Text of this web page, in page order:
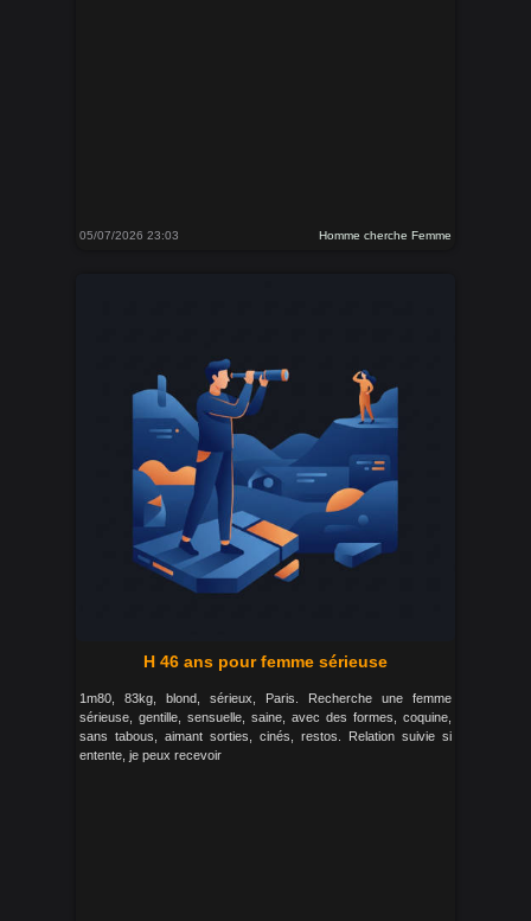
05/07/2026 23:03 Homme cherche Femme
H 46 ans pour femme sérieuse
1m80, 83kg, blond, sérieux, Paris. Recherche une femme
sérieuse, gentille, sensuelle, saine, avec des formes, coquine,
sans tabous, aimant sorties, cinés, restos. Relation suivie si
entente, je peux recevoir